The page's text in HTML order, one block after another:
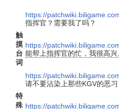
https://
触
摸
台
词
指挥官？需要我了吗？
https://
能帮上指挥官的忙，我很高兴
https://
特
殊
请不要沾染上那些KGV的恶习
https://